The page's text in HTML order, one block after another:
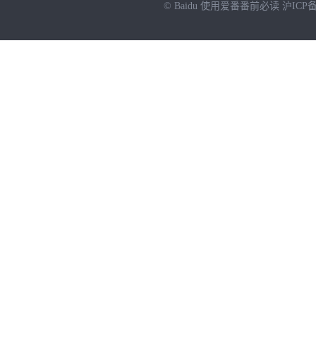
© Baidu 使用爱番番前必读 沪ICP